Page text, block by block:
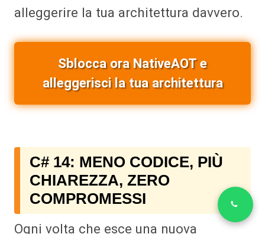
alleggerire la tua architettura davvero.
Sblocca ora NativeAOT e
alleggerisci la tua architettura
C# 14: MENO CODICE, PIÙ
CHIAREZZA, ZERO
COMPROMESSI
Ogni volta che esce una nuova